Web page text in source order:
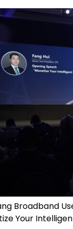
Broadband
Your